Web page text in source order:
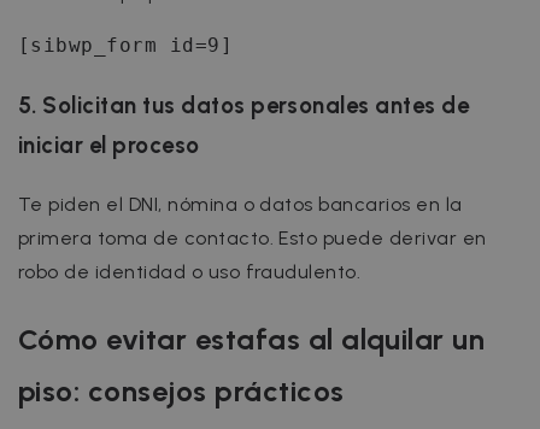
[sibwp_form id=9]
5. Solicitan tus datos personales antes de
iniciar el proceso
Te piden el DNI, nómina o datos bancarios en la
primera toma de contacto. Esto puede derivar en
robo de identidad o uso fraudulento.
Cómo evitar estafas al alquilar un
piso: consejos prácticos